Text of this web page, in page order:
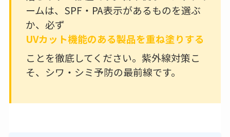
ームは、SPF・PA表示があるものを選ぶ
か、必ず
UVカット機能のある製品を重ね塗りする
ことを徹底してください。紫外線対策こ
そ、シワ・シミ予防の最前線です。